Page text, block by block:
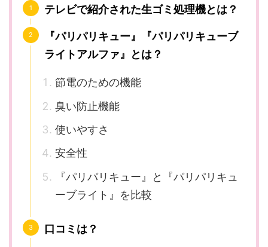
テレビで紹介された生ゴミ処理機とは？
『パリパリキュー』『パリパリキューブ
ライトアルファ』とは？
節電のための機能
臭い防止機能
使いやすさ
安全性
『パリパリキュー』と『パリパリキュ
ーブライト』を比較
口コミは？